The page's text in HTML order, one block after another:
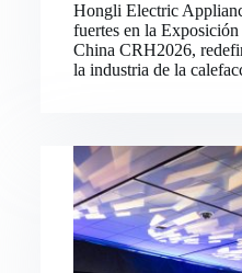
Hongli Electric
fuertes en la
China CRH2026,
la industria de la